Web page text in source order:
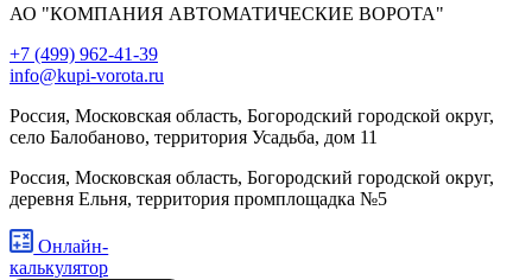
АО "КОМПАНИЯ АВТОМАТИЧЕСКИЕ ВОРОТА"
+7 (499) 962-41-39
info@kupi-vorota.ru
Россия, Московская область, Богородский городской округ,
село Балобаново, территория Усадьба, дом 11
Россия, Московская область, Богородский городской округ,
деревня Ельня, территория промплощадка №5
Онлайн-
калькулятор